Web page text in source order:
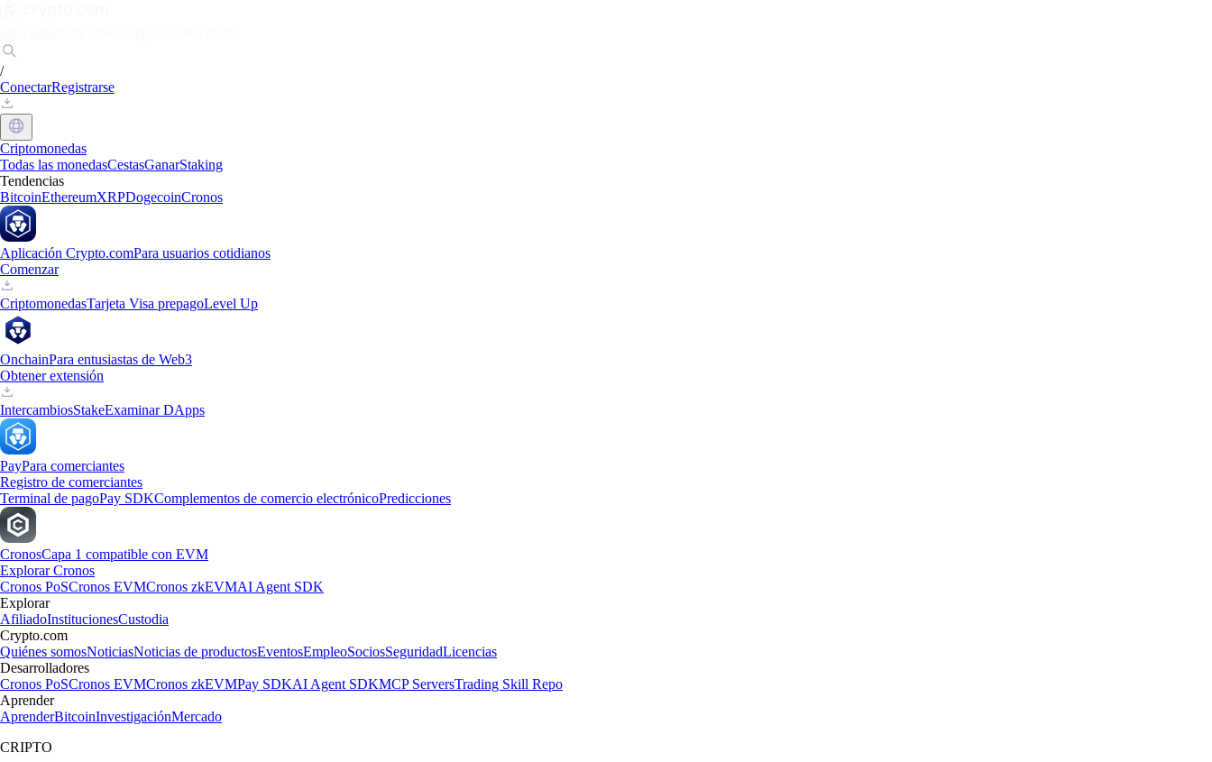
/
ConectarRegistrarse
Criptomonedas
Todas las monedasCestasGanarStaking
Tendencias
BitcoinEthereumXRPDogecoinCronos
Aplicación Crypto.comPara usuarios cotidianos
Comenzar
CriptomonedasTarjeta Visa prepagoLevel Up
OnchainPara entusiastas de Web3
Obtener extensión
IntercambiosStakeExaminar DApps
PayPara comerciantes
Registro de comerciantes
Terminal de pagoPay SDKComplementos de comercio electrónicoPredicciones
CronosCapa 1 compatible con EVM
Explorar Cronos
Cronos PoSCronos EVMCronos zkEVMAI Agent SDK
Explorar
AfiliadoInstitucionesCustodia
Crypto.com
Quiénes somosNoticiasNoticias de productosEventosEmpleoSociosSeguridadLicencias
Desarrolladores
Cronos PoSCronos EVMCronos zkEVMPay SDKAI Agent SDKMCP ServersTrading Skill Repo
Aprender
AprenderBitcoinInvestigaciónMercado
CRIPTO